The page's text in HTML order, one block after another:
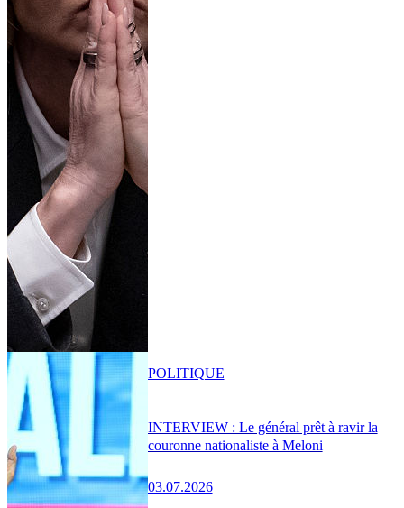
INTERVIEW : Le général prêt à ravir la
couronne nationaliste à Meloni
03.07.2026
POLITIQUE